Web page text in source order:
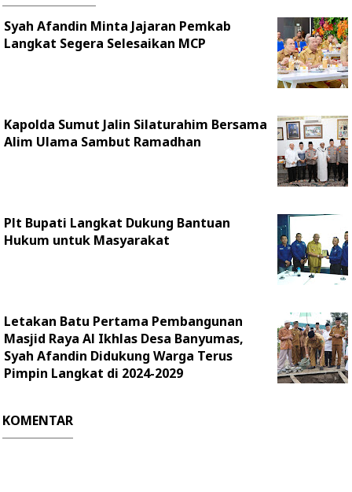
Syah Afandin Minta Jajaran Pemkab
Langkat Segera Selesaikan MCP
Kapolda Sumut Jalin Silaturahim Bersama
Alim Ulama Sambut Ramadhan
Plt Bupati Langkat Dukung Bantuan
Hukum untuk Masyarakat
Letakan Batu Pertama Pembangunan
Masjid Raya Al Ikhlas Desa Banyumas,
Syah Afandin Didukung Warga Terus
Pimpin Langkat di 2024-2029
KOMENTAR